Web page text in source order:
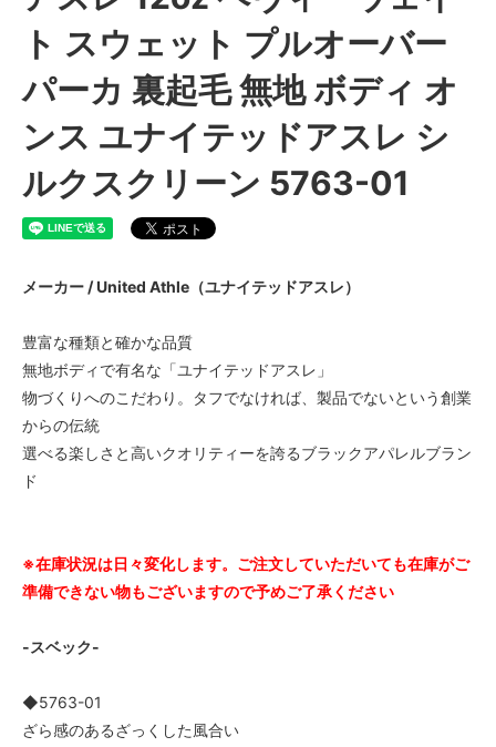
ト スウェット プルオーバー
パーカ 裏起毛 無地 ボディ オ
ンス ユナイテッドアスレ シ
ルクスクリーン 5763-01
メーカー / United Athle（ユナイテッドアスレ）
豊富な種類と確かな品質
無地ボディで有名な「ユナイテッドアスレ」
物づくりへのこだわり。タフでなければ、製品でないという創業
からの伝統
選べる楽しさと高いクオリティーを誇るブラックアパレルブラン
ド
※在庫状況は日々変化します。ご注文していただいても在庫がご
準備できない物もございますので予めご了承ください
-スベック-
◆5763-01
ざら感のあるざっくした風合い